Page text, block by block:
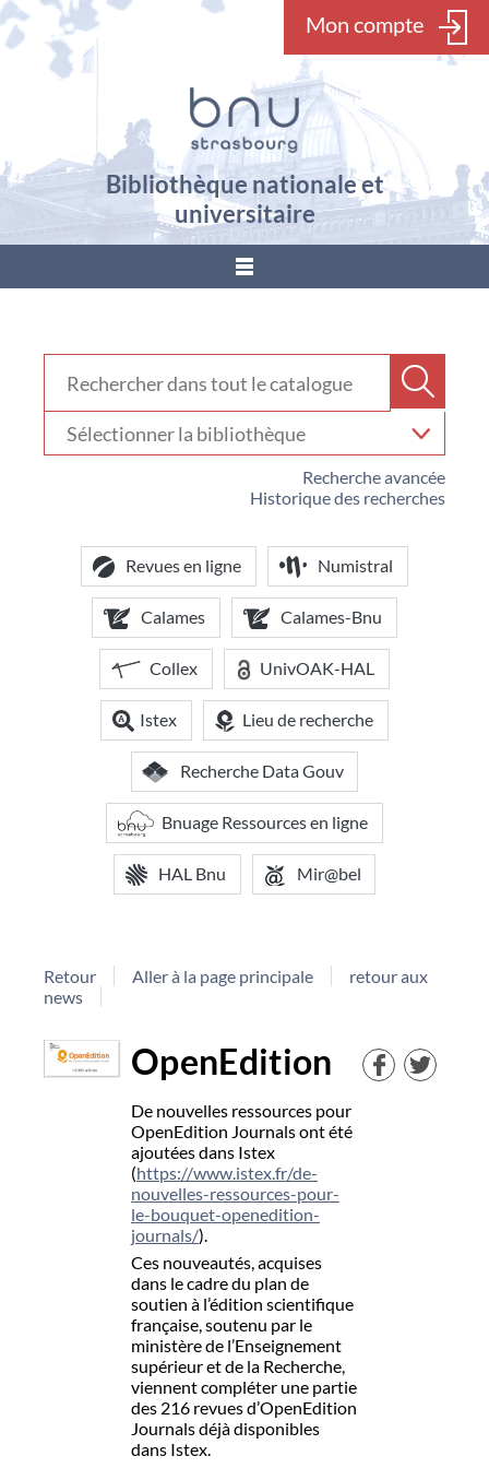
Mon compte
Bibliothèque nationale et
universitaire
???
Recherche avancée
Historique des recherches
votre
bibliothèque
Revues en ligne Numistral
Calames Calames-Bnu
Collex UnivOAK-HAL
Istex Lieu de recherche
Recherche Data Gouv
Bnuage Ressources en ligne
HAL Bnu Mir@bel
Retour Aller à la page principale
retour aux
news
OpenEdition
De nouvelles ressources pour
OpenEdition Journals ont été
ajoutées dans Istex
(https://www.istex.fr/de-
nouvelles-ressources-pour-
le-bouquet-openedition-
journals/).
Ces nouveautés, acquises
dans le cadre du plan de
soutien à l’édition scientifique
française, soutenu par le
ministère de l’Enseignement
supérieur et de la Recherche,
viennent compléter une partie
des 216 revues d’OpenEdition
Journals déjà disponibles
dans Istex.